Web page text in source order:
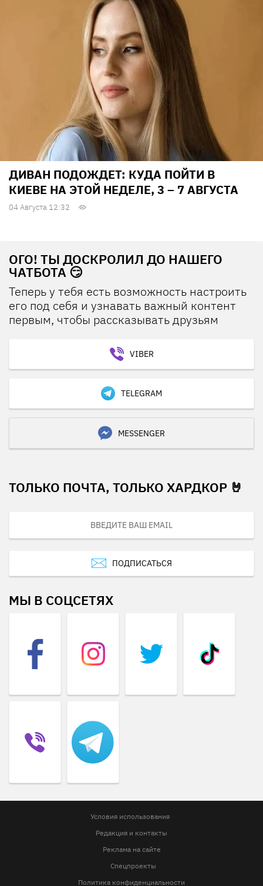
ДИВАН ПОДОЖДЕТ: КУДА ПОЙТИ В
КИЕВЕ НА ЭТОЙ НЕДЕЛЕ, 3 – 7 АВГУСТА
04 Августа 12:32
ОГО! ТЫ ДОСКРОЛИЛ ДО НАШЕГО
ЧАТБОТА 😏
Теперь у тебя есть возможность настроить
его под себя и узнавать важный контент
первым, чтобы рассказывать друзьям
VIBER
TELEGRAM
MESSENGER
ТОЛЬКО ПОЧТА, ТОЛЬКО ХАРДКОР 🤘
ПОДПИСАТЬСЯ
МЫ В СОЦСЕТЯХ
Условия использования
Редакция и контакты
Реклама на сайте
Спецпроекты
Политика конфиденциальности